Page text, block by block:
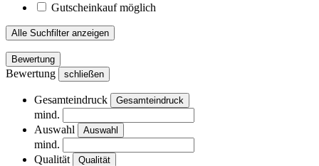
Gutscheinkauf möglich
Alle Suchfilter anzeigen
Bewertung
Bewertung schließen
Gesamteindruck Gesamteindruck
mind.
Auswahl
Auswahl
mind.
Qualität
Qualität